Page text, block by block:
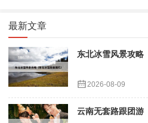
最新文章
东北冰雪风景攻略
2026-08-09
云南无套路跟团游